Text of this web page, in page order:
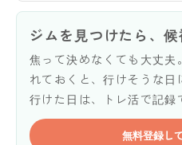
ジムを見つけたら、候
焦って決めなくても大丈夫
れておくと、行けそうな
行けた日は、トレ活で記録
無料登録し